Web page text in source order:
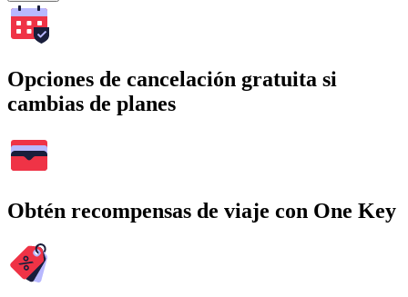
Opciones de cancelación gratuita si
cambias de planes
Obtén recompensas de viaje con One Key